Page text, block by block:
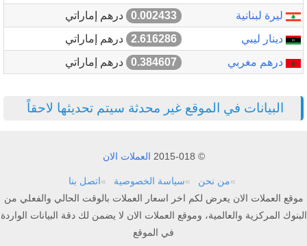
ليرة لبنانية
0.002433
درهم إماراتي
دينار ليبي
2.616286
درهم إماراتي
درهم مغربي
0.384607 درهم إماراتي
البيانات في الموقع غير محدثة سيتم تحديثها لاحقاً
© 2015-018 العملات الان
من نحن سياسة الخصوصية
اتصل بنا
موقع العملات الان يعرض لكم اخر اسعار العملات بالوقت الحالي والفعلي من
البنوك المركزية والعالمية، وموقع العملات الان لا يضمن لك دقة البيانات الواردة
في الموقع